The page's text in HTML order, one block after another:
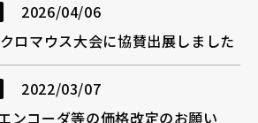
2026/04/06
ロマウス大会に協賛出展しました
2022/03/07
ンコーダ等の価格改定のお願い